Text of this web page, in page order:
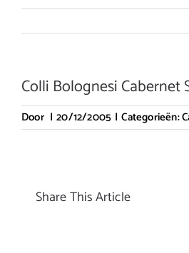
Colli Bolognesi Cabernet
Door | 20/12/2005 | Categorieën:
Share This Article